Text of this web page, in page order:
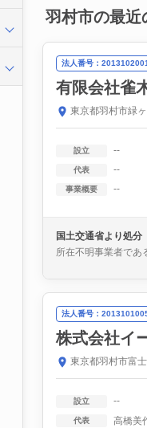
羽村市の最近
法人番号：
有限会社雀
東京都羽村市緑
設立 --
代表 --
事業概要 --
国土交通省より処分
所在不明事業者であ
法人番号：
株式会社イ
東京都羽村市富
設立 --
代表 高橋美